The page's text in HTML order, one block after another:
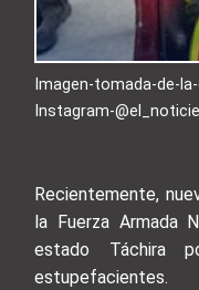
Imagen-tomada-de-
Instagram-
Recientemente,
la Fuerza Armada
estado Táchira
estupefacientes.